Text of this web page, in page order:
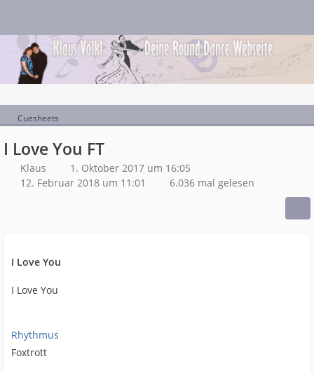
Cuesheets
I Love You FT
Klaus
1. Oktober 2017 um 16:05
12. Februar 2018 um 11:01
6.036 mal gelesen
I Love You
I Love You
Rhythmus
Foxtrott